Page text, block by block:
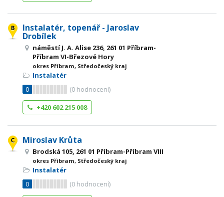
Instalatér, topenář - Jaroslav
Drobílek
náměstí J. A. Alise 236, 261 01 Příbram-
Příbram VI-Březové Hory
okres Příbram, Středočeský kraj
Instalatér
0
(0 hodnocení)
+420 602 215 008
Miroslav Krůta
Brodská 105, 261 01 Příbram-Příbram VIII
okres Příbram, Středočeský kraj
Instalatér
0
(0 hodnocení)